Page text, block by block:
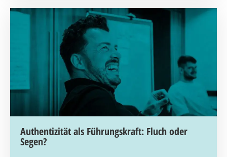
Authentizität als Führungskraft: Fluch oder
Segen?